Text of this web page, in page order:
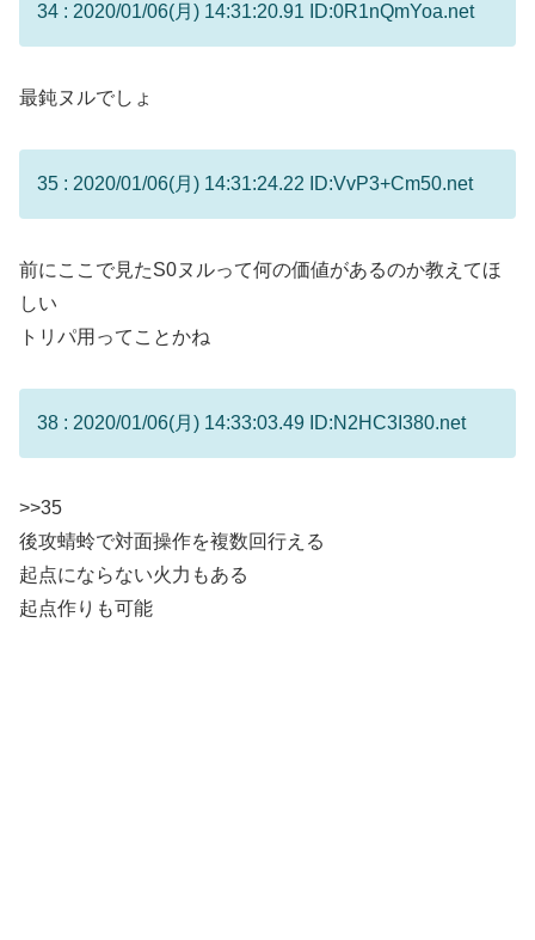
34 : 2020/01/06(月) 14:31:20.91 ID:0R1nQmYoa.net
最鈍ヌルでしょ
35 : 2020/01/06(月) 14:31:24.22 ID:VvP3+Cm50.net
前にここで見たS0ヌルって何の価値があるのか教えてほ
しい
トリパ用ってことかね
38 : 2020/01/06(月) 14:33:03.49 ID:N2HC3I380.net
>>35
後攻蜻蛉で対面操作を複数回行える
起点にならない火力もある
起点作りも可能